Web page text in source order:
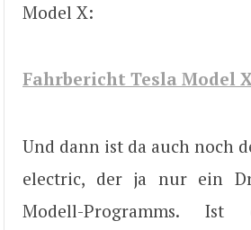
Model X:
Fahrbericht Tesla Model
Und dann ist da auch noch
electric, der ja nur ein
Modell-Programms.